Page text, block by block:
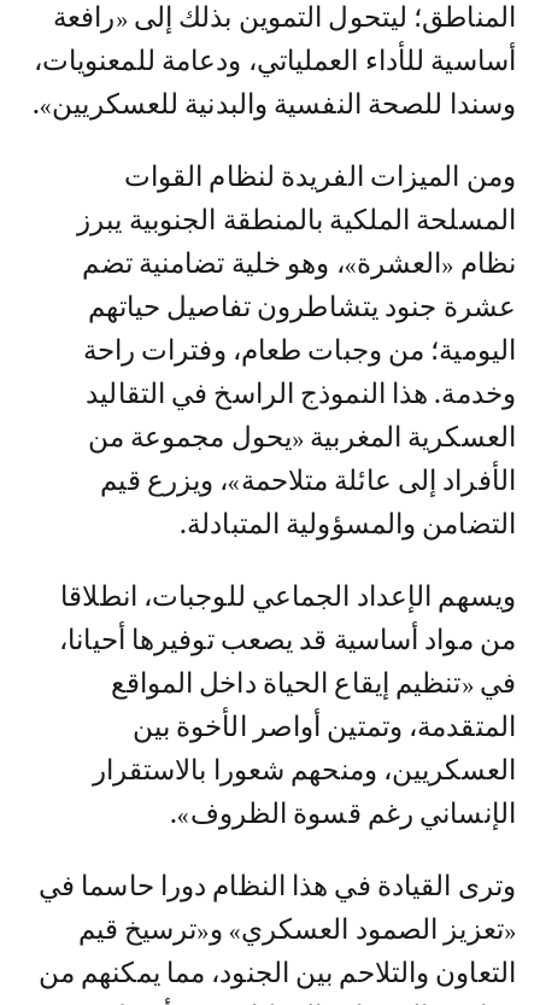
المناطق؛ ليتحول التموين بذلك إلى «رافعة
أساسية للأداء العملياتي، ودعامة للمعنويات،
وسندا للصحة النفسية والبدنية للعسكريين».
ومن الميزات الفريدة لنظام القوات
المسلحة الملكية بالمنطقة الجنوبية يبرز
نظام «العشرة»، وهو خلية تضامنية تضم
عشرة جنود يتشاطرون تفاصيل حياتهم
اليومية؛ من وجبات طعام، وفترات راحة
وخدمة. هذا النموذج الراسخ في التقاليد
العسكرية المغربية «يحول مجموعة من
الأفراد إلى عائلة متلاحمة»، ويزرع قيم
التضامن والمسؤولية المتبادلة.
ويسهم الإعداد الجماعي للوجبات، انطلاقا
من مواد أساسية قد يصعب توفيرها أحيانا،
في «تنظيم إيقاع الحياة داخل المواقع
المتقدمة، وتمتين أواصر الأخوة بين
العسكريين، ومنحهم شعورا بالاستقرار
الإنساني رغم قسوة الظروف».
وترى القيادة في هذا النظام دورا حاسما في
«تعزيز الصمود العسكري» و«ترسيخ قيم
التعاون والتلاحم بين الجنود، مما يمكنهم من